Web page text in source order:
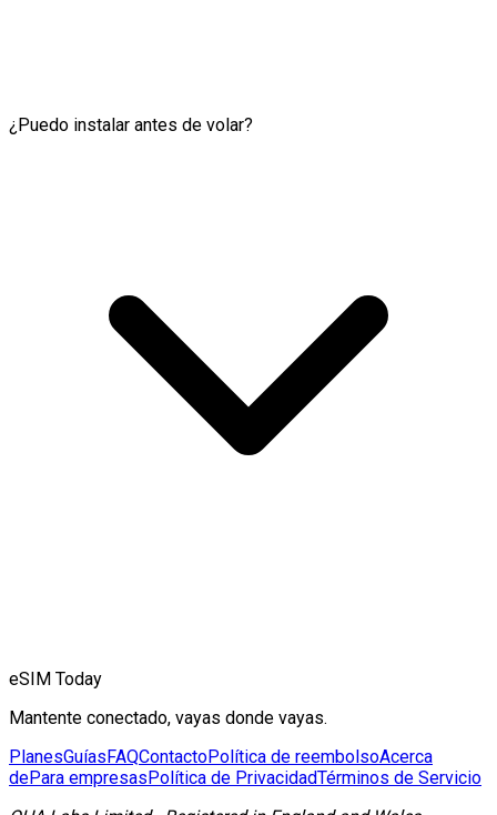
¿Puedo instalar antes de volar?
eSIM Today
Mantente conectado, vayas donde vayas.
PlanesGuíasFAQContactoPolítica de reembolsoAcerca
dePara empresasPolítica de PrivacidadTérminos de Servicio